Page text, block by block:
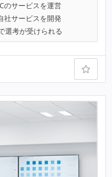
のサービスを運営
社サービスを開発
選考が受けられる